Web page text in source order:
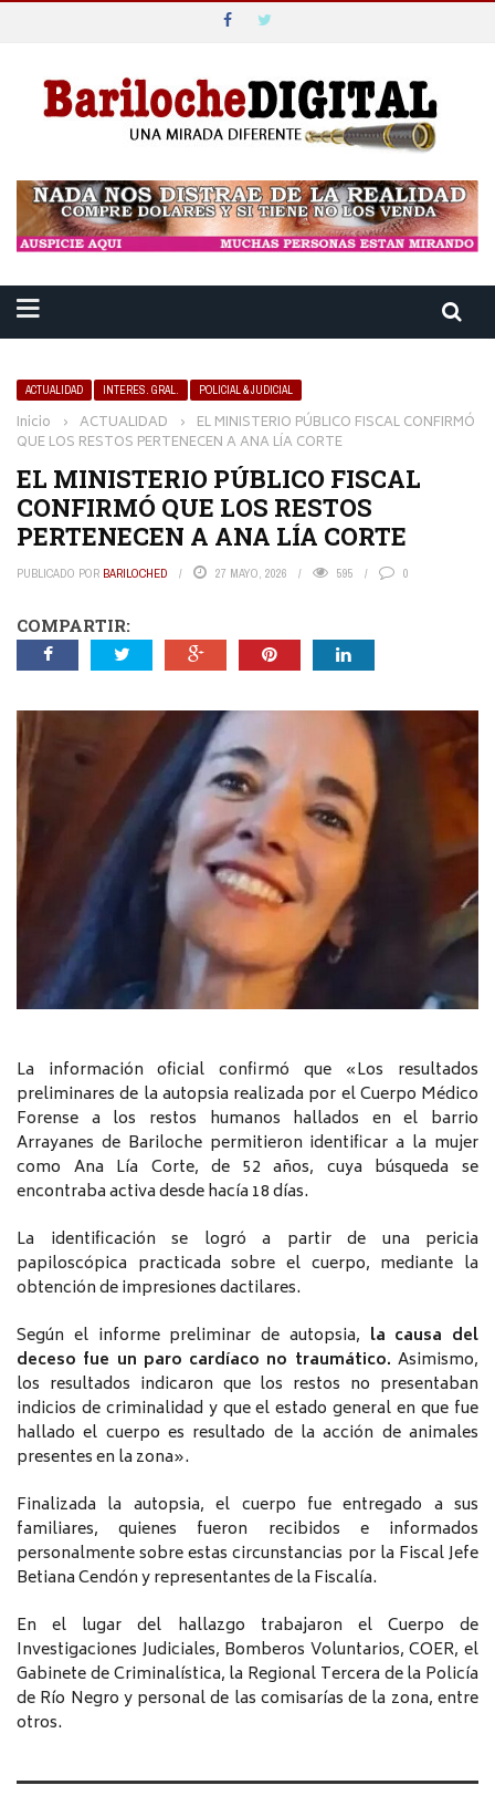
ACTUALIDAD INTERES. GRAL. POLICIAL & JUDICIAL
Inicio › ACTUALIDAD › EL MINISTERIO PÚBLICO FISCAL CONFIRMÓ
QUE LOS RESTOS PERTENECEN A ANA LÍA CORTE
EL MINISTERIO PÚBLICO FISCAL
CONFIRMÓ QUE LOS RESTOS
PERTENECEN A ANA LÍA CORTE
PUBLICADO POR BARILOCHED 27 MAYO, 2026 595 0
COMPARTIR:
La información oficial confirmó que «Los resultados
preliminares de la autopsia realizada por el Cuerpo Médico
Forense a los restos humanos hallados en el barrio
Arrayanes de Bariloche permitieron identificar a la mujer
como Ana Lía Corte, de 52 años, cuya búsqueda se
encontraba activa desde hacía 18 días.
La identificación se logró a partir de una pericia
papiloscópica practicada sobre el cuerpo, mediante la
obtención de impresiones dactilares.
Según el informe preliminar de autopsia, la causa del
deceso fue un paro cardíaco no traumático. Asimismo,
los resultados indicaron que los restos no presentaban
indicios de criminalidad y que el estado general en que fue
hallado el cuerpo es resultado de la acción de animales
presentes en la zona».
Finalizada la autopsia, el cuerpo fue entregado a sus
familiares, quienes fueron recibidos e informados
personalmente sobre estas circunstancias por la Fiscal Jefe
Betiana Cendón y representantes de la Fiscalía.
En el lugar del hallazgo trabajaron el Cuerpo de
Investigaciones Judiciales, Bomberos Voluntarios, COER, el
Gabinete de Criminalística, la Regional Tercera de la Policía
de Río Negro y personal de las comisarías de la zona, entre
otros.